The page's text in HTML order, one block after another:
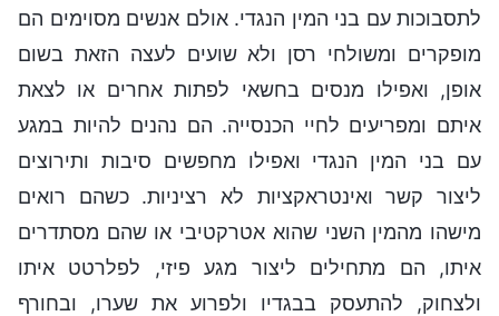
לתסבוכות עם בני המין הנגדי. אולם אנשים מסוימים הם
מופקרים ומשולחי רסן ולא שועים לעצה הזאת בשום
אופן, ואפילו מנסים בחשאי לפתות אחרים או לצאת
איתם ומפריעים לחיי הכנסייה. הם נהנים להיות במגע
עם בני המין הנגדי ואפילו מחפשים סיבות ותירוצים
ליצור קשר ואינטראקציות לא רציניות. כשהם רואים
מישהו מהמין השני שהוא אטרקטיבי או שהם מסתדרים
איתו, הם מתחילים ליצור מגע פיזי, לפלרטט איתו
ולצחוק, להתעסק בבגדיו ולפרוע את שערו, ובחורף